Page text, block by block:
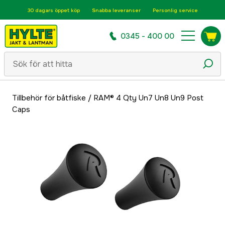
30 dagars öppet köp Snabba leveranser Personlig service
0345 - 400 00
Tillbehör för båtfiske / RAM® 4 Qty Un7 Un8 Un9 Post
Caps